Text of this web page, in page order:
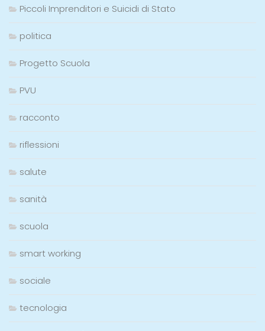
Piccoli Imprenditori e Suicidi di Stato
politica
Progetto Scuola
PVU
racconto
riflessioni
salute
sanità
scuola
smart working
sociale
tecnologia